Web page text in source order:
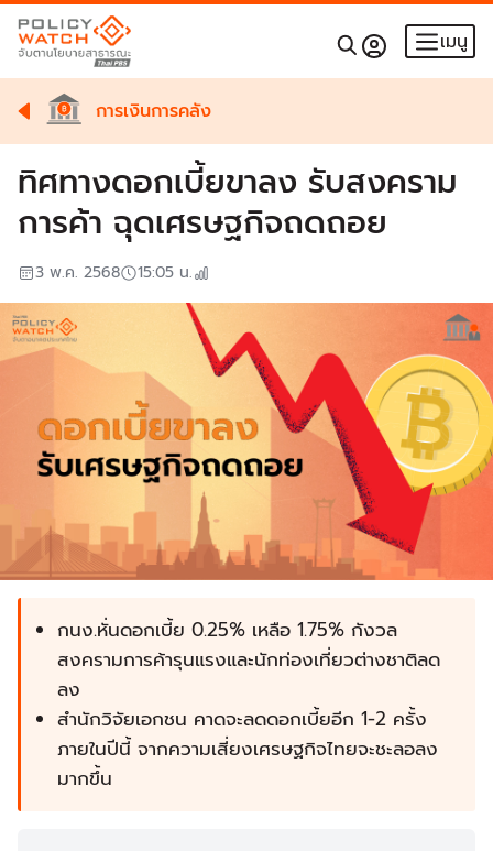
เมนู
การเงินการคลัง
ทิศทางดอกเบี้ยขาลง รับสงคราม
การค้า ฉุดเศรษฐกิจถดถอย
3 พ.ค. 2568 15:05 น.
กนง.หั่นดอกเบี้ย 0.25% เหลือ 1.75% กังวล
สงครามการค้ารุนแรงและนักท่องเที่ยวต่างชาติลด
ลง
สำนักวิจัยเอกชน คาดจะลดดอกเบี้ยอีก 1-2 ครั้ง
ภายในปีนี้ จากความเสี่ยงเศรษฐกิจไทยจะชะลอลง
มากขึ้น